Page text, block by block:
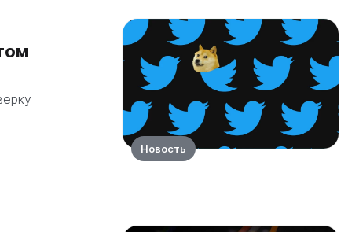
Новость